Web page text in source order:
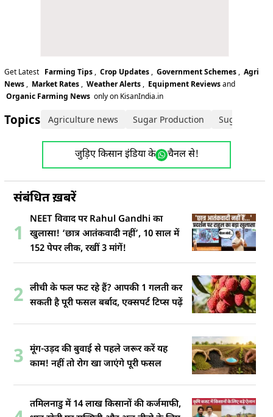
Get Latest Farming Tips , Crop Updates , Government Schemes , Agri
News , Market Rates , Weather Alerts , Equipment Reviewsand
Organic Farming News only on KisanIndia.in
Topics: Agriculture news Sugar Production Sugarcane
जुड़िए किसान इंडिया के चैनल से!
संबंधित ख़बरें
1
NEET विवाद पर Rahul Gandhi का
खुलासा! ‘छात्र आतंकवादी नहीं’, 10 साल में
152 पेपर लीक, रखीं 3 मांगें!
2 लीची के फल फट रहे हैं? आपकी 1 गलती कर
सकती है पूरी फसल बर्बाद, एक्सपर्ट टिप्स पढ़ें
3 मूंग-उड़द की बुवाई से पहले जरूर करें यह
काम! नहीं तो रोग खा जाएंगे पूरी फसल
तमिलनाडु में 14 लाख किसानों की कर्जमाफी,